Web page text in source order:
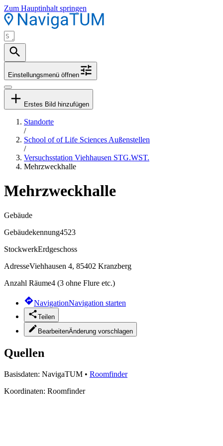
Zum Hauptinhalt springen
Einstellungsmenü öffnen
Erstes Bild hinzufügen
Standorte
/
School of of Life Sciences Außenstellen
/
Versuchsstation Viehhausen STG.WST.
Mehrzweckhalle
Mehrzweckhalle
Gebäude
Gebäudekennung4523
StockwerkErdgeschoss
AdresseViehhausen 4, 85402 Kranzberg
Anzahl Räume4 (3 ohne Flure etc.)
NavigationNavigation starten
Teilen
BearbeitenÄnderung vorschlagen
Quellen
Basisdaten: NavigaTUM • Roomfinder
Koordinaten: Roomfinder